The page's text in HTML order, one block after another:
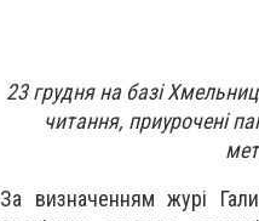
23 грудня на базі
читання, приурочені
За визначенням журі